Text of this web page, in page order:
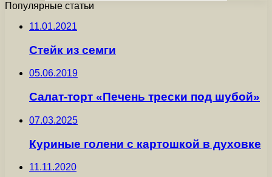
Популярные статьи
11.01.2021
Стейк из семги
05.06.2019
Салат-торт «Печень трески под шубой»
07.03.2025
Куриные голени с картошкой в духовке
11.11.2020